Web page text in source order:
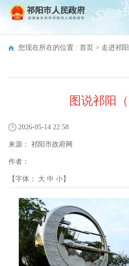
您现在所在的位置 : 首页 > 走进祁阳
图说祁阳（
2026-05-14 22:58
来源： 祁阳市政府网
作者：
【字体： 大 中 小】